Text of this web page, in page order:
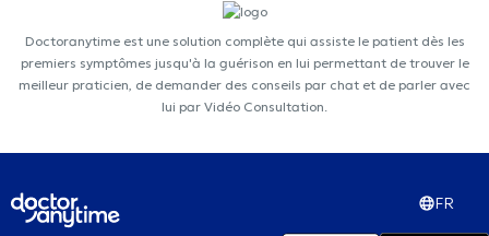
Doctoranytime est une solution complète qui assiste le patient dès les
premiers symptômes jusqu'à la guérison en lui permettant de trouver le
meilleur praticien, de demander des conseils par chat et de parler avec
lui par Vidéo Consultation.
FR